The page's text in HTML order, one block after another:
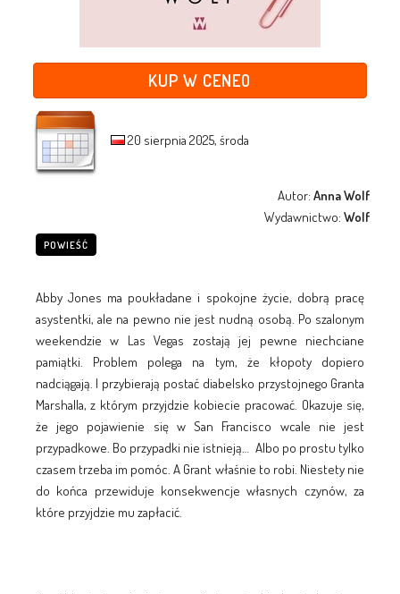
KUP W CENEO
20 sierpnia 2025, środa
Autor:Anna Wolf
Wydawnictwo:Wolf
POWIEŚĆ
Abby Jones ma poukładane i spokojne życie, dobrą pracę
asystentki, ale na pewno nie jest nudną osobą. Po szalonym
weekendzie w Las Vegas zostają jej pewne niechciane
pamiątki. Problem polega na tym, że kłopoty dopiero
nadciągają. I przybierają postać diabelsko przystojnego Granta
Marshalla, z którym przyjdzie kobiecie pracować. Okazuje się,
że jego pojawienie się w San Francisco wcale nie jest
przypadkowe. Bo przypadki nie istnieją… Albo po prostu tylko
czasem trzeba im pomóc. A Grant właśnie to robi. Niestety nie
do końca przewiduje konsekwencje własnych czynów, za
które przyjdzie mu zapłacić.